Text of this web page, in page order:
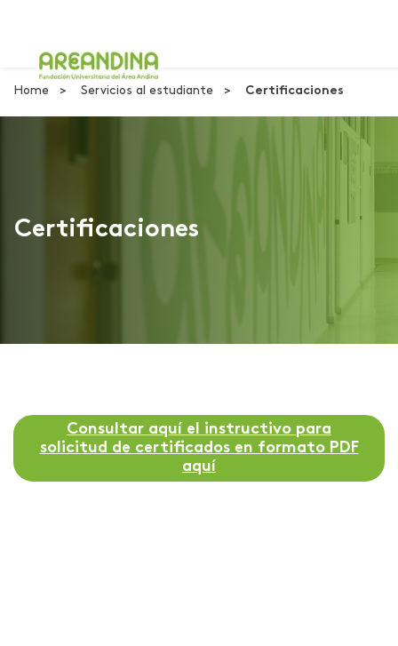
Home Servicios al estudiante Certificaciones
Certificaciones
Consultar aquí el instructivo para
solicitud de certificados en formato PDF
aquí